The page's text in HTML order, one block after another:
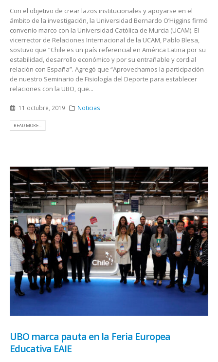
Con el objetivo de crear lazos institucionales y apoyarse en el
ámbito de la investigación, la Universidad Bernardo O’Higgins firmó
convenio marco con la Universidad Católica de Murcia (UCAM). El
vicerrector de Relaciones Internacional de la UCAM, Pablo Blesa,
sostuvo que “Chile es un país referencial en América Latina por su
estabilidad, desarrollo económico y por su entrañable y cordial
relación con España”. Agregó que “Aprovechamos la participación
de nuestro Seminario de Fisiología del Deporte para establecer
relaciones con la UBO, que...
11 octubre, 2019 Noticias
READ MORE...
UBO marca pauta en la Feria Europea
Educativa EAIE